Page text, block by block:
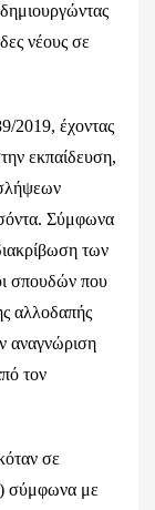
νέους σε
2019, έχοντας
εκπαίδευση,
Σύμφωνα
των
σπουδών που
αλλοδαπής
αναγνώριση
τον
σε
σύμφωνα με